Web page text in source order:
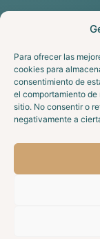
Para ofrecer las
cookies para
consentimiento de
el comportamiento
sitio. No consentir o
negativamente a